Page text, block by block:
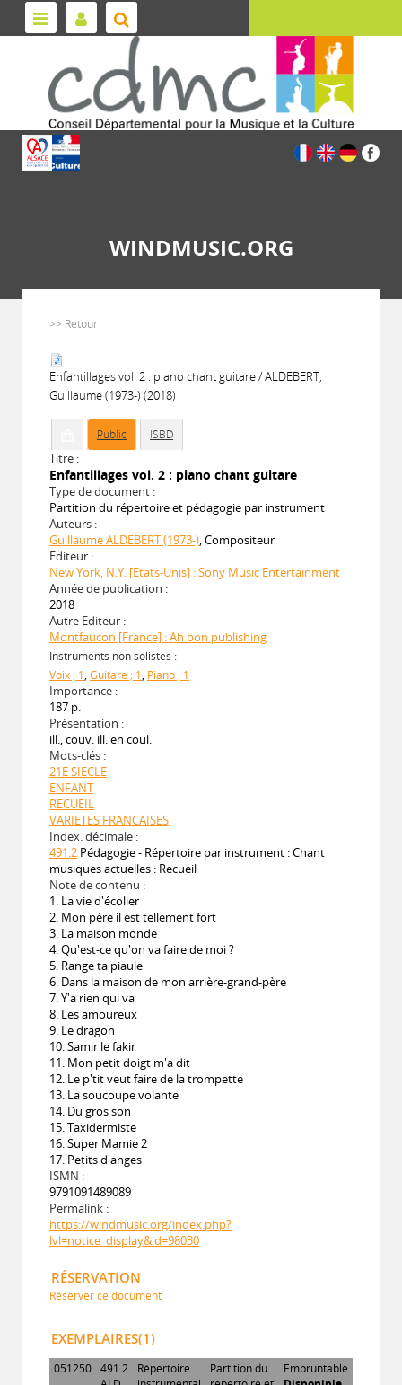
WINDMUSIC.ORG
>> Retour
Enfantillages vol. 2 : piano chant guitare / ALDEBERT,
Guillaume (1973-) (2018)
Public ISBD
Titre :
Enfantillages vol. 2 : piano chant guitare
Type de document :
Partition du répertoire et pédagogie par instrument
Auteurs :
Guillaume ALDEBERT (1973-), Compositeur
Editeur :
New York, N.Y. [Etats-Unis] : Sony Music Entertainment
Année de publication :
2018
Autre Editeur :
Montfaucon [France] : Ah bon publishing
Instruments non solistes :
Voix ; 1, Guitare ; 1, Piano ; 1
Importance :
187 p.
Présentation :
ill., couv. ill. en coul.
Mots-clés :
21E SIECLE
ENFANT
RECUEIL
VARIETES FRANCAISES
Index. décimale :
491.2 Pédagogie - Répertoire par instrument : Chant
musiques actuelles : Recueil
Note de contenu :
1. La vie d'écolier
2. Mon père il est tellement fort
3. La maison monde
4. Qu'est-ce qu'on va faire de moi ?
5. Range ta piaule
6. Dans la maison de mon arrière-grand-père
7. Y'a rien qui va
8. Les amoureux
9. Le dragon
10. Samir le fakir
11. Mon petit doigt m'a dit
12. Le p'tit veut faire de la trompette
13. La soucoupe volante
14. Du gros son
15. Taxidermiste
16. Super Mamie 2
17. Petits d'anges
ISMN :
9791091489089
Permalink :
https://windmusic.org/index.php?
lvl=notice_display&id=98030
RÉSERVATION
Réserver ce document
EXEMPLAIRES(1)
051250 491.2
Répertoire
Partition du
Empruntable